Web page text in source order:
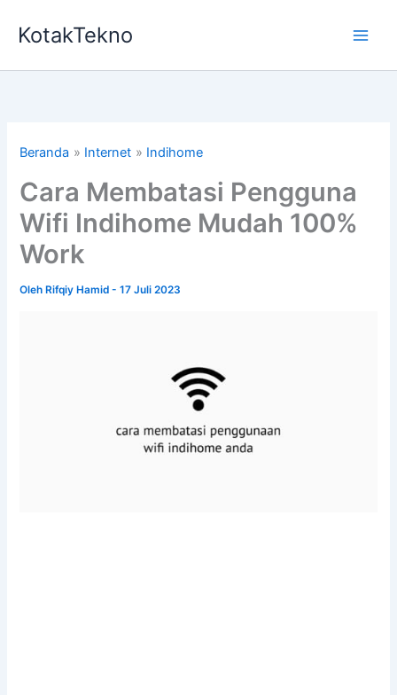
KotakTekno
Beranda Internet Indihome
Cara Membatasi Pengguna
Wifi Indihome Mudah 100%
Work
Oleh Rifqiy Hamid-17 Juli 2023